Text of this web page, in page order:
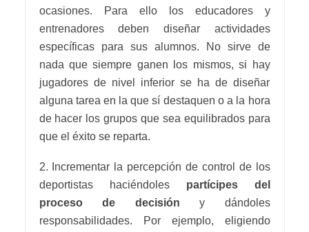
ocasiones. Para ello los educadores y
entrenadores deben diseñar actividades
específicas para sus alumnos. No sirve de
nada que siempre ganen los mismos, si hay
jugadores de nivel inferior se ha de diseñar
alguna tarea en la que sí destaquen o a la hora
de hacer los grupos que sea equilibrados para
que el éxito se reparta.
2. Incrementar la percepción de control de los
deportistas haciéndoles partícipes del
proceso de decisión y dándoles
responsabilidades. Por ejemplo, eligiendo